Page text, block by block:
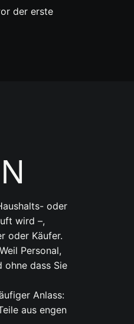
der erste
oder
wird –,
oder Käufer.
Personal,
ohne dass Sie
Anlass:
aus engen